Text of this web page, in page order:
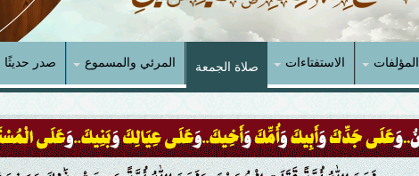
المؤلفات الاستفتاءات صلاة الجمعة المرئي والمسموع صدر حديثًا